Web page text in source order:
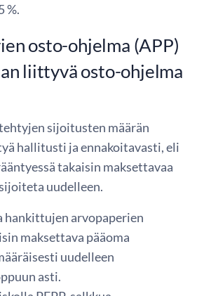
%.
osto-ohjelma (APP)
liittyvä osto-ohjelma
sijoitusten määrän
hallitusti ja ennakoitavasti, eli
takaisin maksettavaa
uudelleen.
hankittujen arvopaperien
maksettava pääoma
uudelleen
asti.